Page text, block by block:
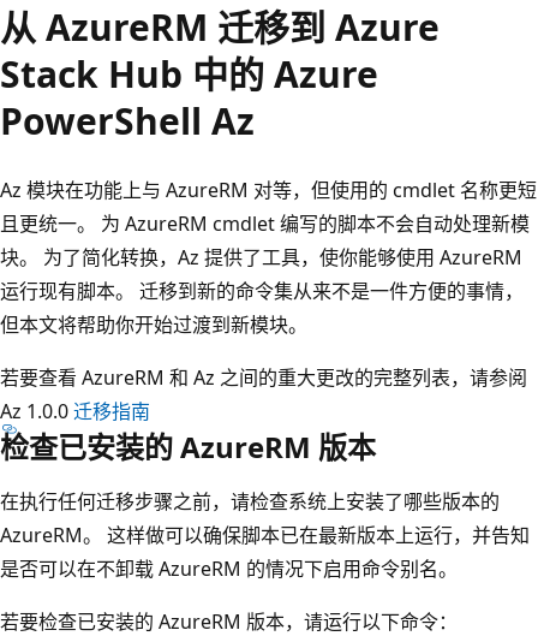
从 AzureRM 迁移到 Azure
Stack Hub 中的 Azure
PowerShell Az
Az 模块在功能上与 AzureRM 对等，但使用的 cmdlet 名称更短
且更统一。 为 AzureRM cmdlet 编写的脚本不会自动处理新模
块。 为了简化转换，Az 提供了工具，使你能够使用 AzureRM
运行现有脚本。 迁移到新的命令集从来不是一件方便的事情，
但本文将帮助你开始过渡到新模块。
若要查看 AzureRM 和 Az 之间的重大更改的完整列表，请参阅
Az 1.0.0迁移指南
检查已安装的 AzureRM 版本
在执行任何迁移步骤之前，请检查系统上安装了哪些版本的
AzureRM。 这样做可以确保脚本已在最新版本上运行，并告知
是否可以在不卸载 AzureRM 的情况下启用命令别名。
若要检查已安装的 AzureRM 版本，请运行以下命令：